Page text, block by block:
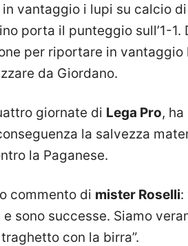
vantaggio i lupi su calcio
porta il punteggio sull’1-
per riportare in
da Giordano.
giornate di Lega Pro,
la salvezza
la Paganese.
commento di mister Roselli:
sono successe. Siamo
con la birra”.